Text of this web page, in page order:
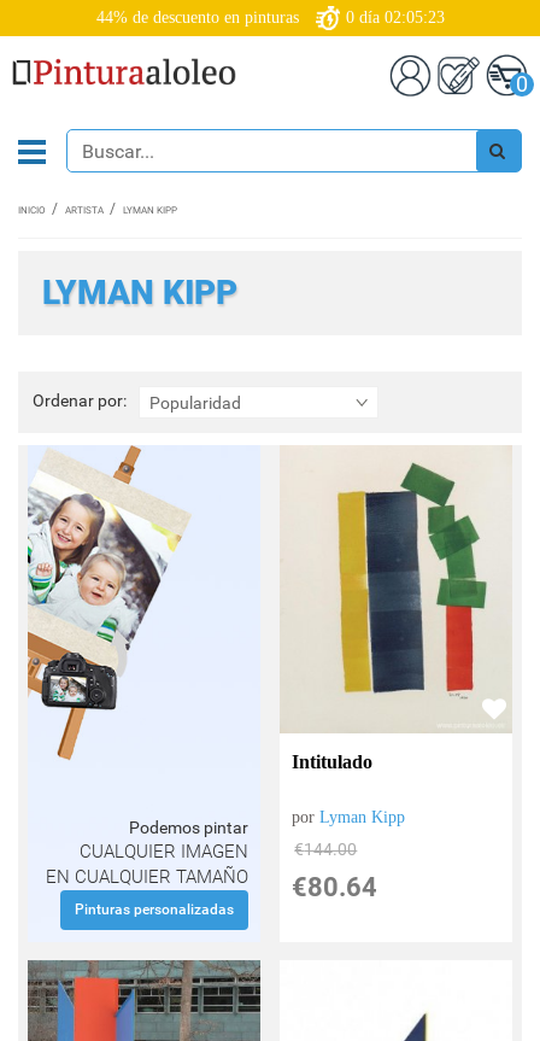
44% de descuento en pinturas 0 día 02:05:22
0
INICIO ARTISTA LYMAN KIPP
LYMAN KIPP
Ordenar por: Popularidad
Ordenar
por:
Podemos pintar
CUALQUIER IMAGEN
EN CUALQUIER TAMAÑO
Pinturas personalizadas
Intitulado
porLyman Kipp
€144.00
€80.64